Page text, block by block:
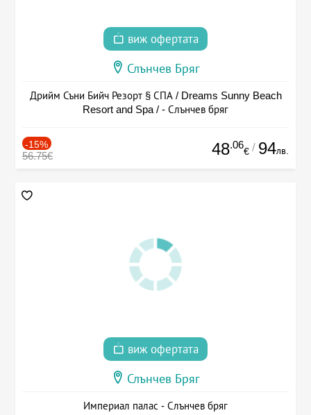
виж офертата
Слънчев Бряг
Дрийм Съни Бийч Резорт § СПА / Dreams Sunny Beach
Resort and Spa / - Слънчев бряг
-15%
56.75€ 48.06
€ / 94лв.
виж офертата
Слънчев Бряг
Империал палас - Слънчев бряг